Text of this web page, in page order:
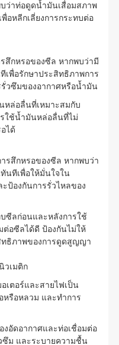
ว่าท่อดูดน้ำมันเสื่อมสภาพ
อหลีกเลี่ยงการกระทบต่อ
สึกหรอของซีล หากพบว่ามี
เพื่อรักษาประสิทธิภาพการ
วซึมของอากาศหรือน้ำมัน
หล่อลื่นที่เหมาะสมกับ
รใช้น้ำมันหล่อลื่นที่ไม่
ได้
รสึกหรอของซีล หากพบว่า
นทีเพื่อให้มั่นใจใน
ป้องกันการรั่วไหลของ
ซีลก่อนและหลังการใช้
ต่อซีลได้ดี ป้องกันไม่ให้
ทธิภาพของการดูดสูญญา
วเมติก
เตอร์และสายไฟเป็น
หรือหลวม และทำการ
งอัดอากาศและท่อเชื่อมต่อ
ซึม และระบายความชื้น